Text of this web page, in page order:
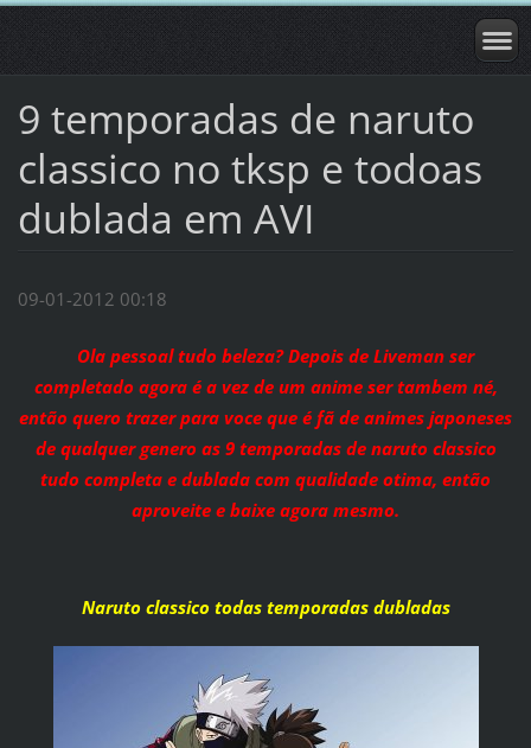
9 temporadas de naruto
classico no tksp e todoas
dublada em AVI
09-01-2012 00:18
Ola pessoal tudo beleza? Depois de Liveman ser
completado agora é a vez de um anime ser tambem né,
então quero trazer para voce que é fã de animes japoneses
de qualquer genero as 9 temporadas de naruto classico
tudo completa e dublada com qualidade otima, então
aproveite e baixe agora mesmo.
Naruto classico todas temporadas dubladas